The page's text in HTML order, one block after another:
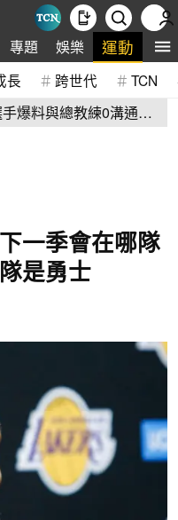
專題 娛樂 運動 全
長 跨世代 TCN
手爆料與總教練0溝通
一季會在哪隊
是勇士